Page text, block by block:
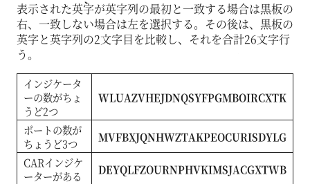
表示された英字が英字列の最初と一致する場合は黒板の
右、一致しない場合は左を選択する。その後は、黒板の
英字と英字列の2文字目を比較し、それを合計26文字行
う。
インジケータ
ーの数がちょ
うど2つ
WLUAZVHEJDNQSYFPGMBOIRCXTK
ポートの数が
ちょうど3つ
MVFBXJQNHWZTAKPEOCURISDYLG
CARインジケ
ーターがある
DEYQLFZOURNPHVKIMSJACGXTWB